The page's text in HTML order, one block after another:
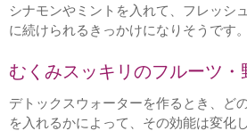
シナモンやミントを入れて、フレッシ
に続けられるきっかけになりそうです。
むくみスッキリのフルーツ・
デトックスウォーターを作るとき、ど
を入れるかによって、その効能は変化し